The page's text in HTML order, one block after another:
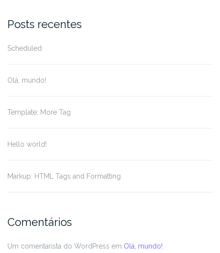
for:
Posts recentes
Scheduled
Olá, mundo!
Template: More Tag
Hello world!
Markup: HTML Tags and Formatting
Comentários
Um comentarista do WordPress em Olá, mundo!